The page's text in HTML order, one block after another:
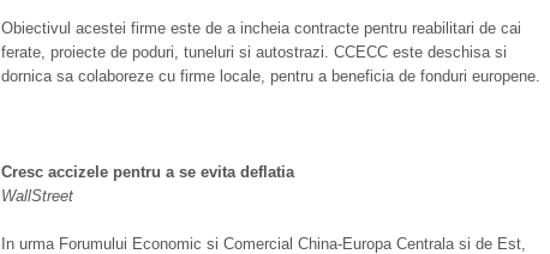
Obiectivul acestei firme este de a incheia contracte pentru reabilitari de cai
ferate, proiecte de poduri, tuneluri si autostrazi. CCECC este deschisa si
dornica sa colaboreze cu firme locale, pentru a beneficia de fonduri europene.
Cresc accizele pentru a se evita deflatia
WallStreet
In urma Forumului Economic si Comercial China-Europa Centrala si de Est,